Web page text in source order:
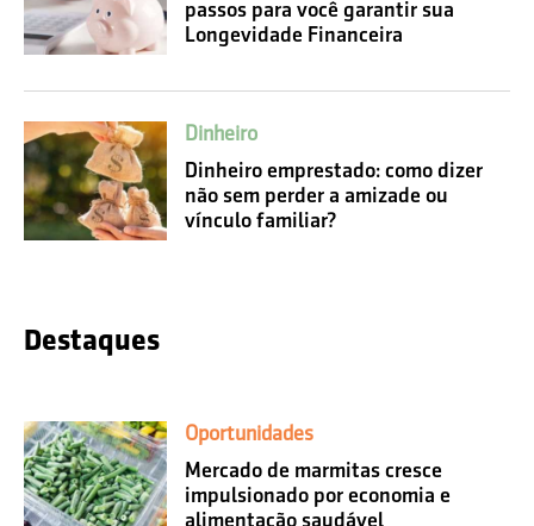
passos para você garantir sua
Longevidade Financeira
Dinheiro
Dinheiro emprestado: como dizer
não sem perder a amizade ou
vínculo familiar?
Destaques
Oportunidades
Mercado de marmitas cresce
impulsionado por economia e
alimentação saudável